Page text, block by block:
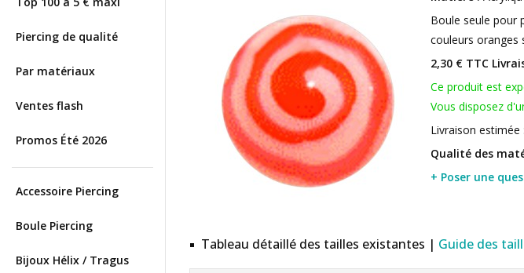
Piercing de qualité
Par matériaux
Ventes flash
Promos Été 2026
Accessoire Piercing
Boule Piercing
Bijoux Hélix / Tragus
Boule seule pour
couleurs oranges
2,30 € TTC
Ce produit est
Vous disposez
Livraison estimée :
Qualité des
+ Poser une
Tableau détaillé des tailles existantes | Guide des